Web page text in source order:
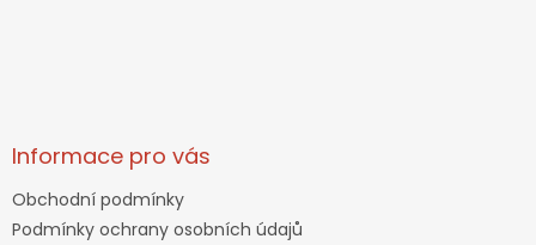
Informace pro vás
Obchodní podmínky
Podmínky ochrany osobních údajů